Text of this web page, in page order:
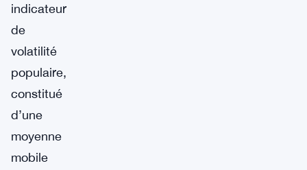
indicateur
de
volatilité
populaire,
constitué
d’une
moyenne
mobile